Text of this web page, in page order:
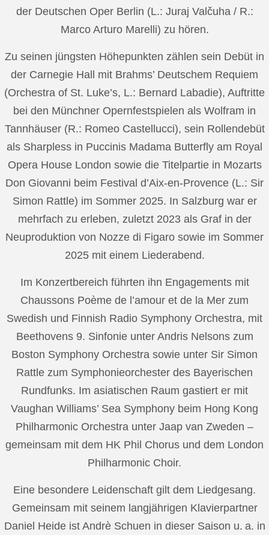
der Deutschen Oper Berlin (L.: Juraj Valčuha / R.:
Marco Arturo Marelli) zu hören.
Zu seinen jüngsten Höhepunkten zählen sein Debüt in
der Carnegie Hall mit Brahms’ Deutschem Requiem
(Orchestra of St. Luke’s, L.: Bernard Labadie), Auftritte
bei den Münchner Opernfestspielen als Wolfram in
Tannhäuser (R.: Romeo Castellucci), sein Rollendebüt
als Sharpless in Puccinis Madama Butterfly am Royal
Opera House London sowie die Titelpartie in Mozarts
Don Giovanni beim Festival d’Aix-en-Provence (L.: Sir
Simon Rattle) im Sommer 2025. In Salzburg war er
mehrfach zu erleben, zuletzt 2023 als Graf in der
Neuproduktion von Nozze di Figaro sowie im Sommer
2025 mit einem Liederabend.
Im Konzertbereich führten ihn Engagements mit
Chaussons Poème de l’amour et de la Mer zum
Swedish und Finnish Radio Symphony Orchestra, mit
Beethovens 9. Sinfonie unter Andris Nelsons zum
Boston Symphony Orchestra sowie unter Sir Simon
Rattle zum Symphonieorchester des Bayerischen
Rundfunks. Im asiatischen Raum gastiert er mit
Vaughan Williams’ Sea Symphony beim Hong Kong
Philharmonic Orchestra unter Jaap van Zweden –
gemeinsam mit dem HK Phil Chorus und dem London
Philharmonic Choir.
Eine besondere Leidenschaft gilt dem Liedgesang.
Gemeinsam mit seinem langjährigen Klavierpartner
Daniel Heide ist Andrè Schuen in dieser Saison u. a. in